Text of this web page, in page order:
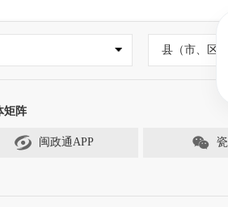
县（市、区
矩阵
闽政通APP